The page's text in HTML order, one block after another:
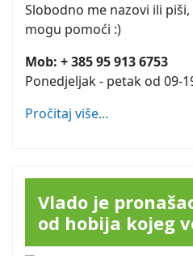
Slobodno me nazovi ili
mogu pomoći :)
Mob: + 385 95 913 6753
Ponedjeljak - petak od 09-
Pročitaj više...
Vlado je
od hobija kojeg